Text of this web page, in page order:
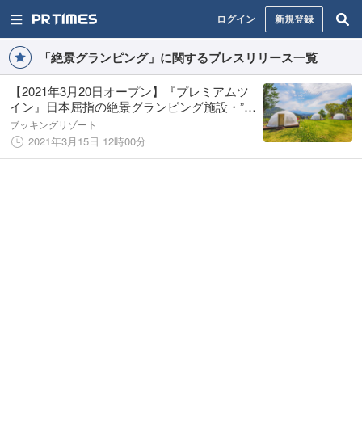
ログイン 新規登録
「絶景グランピング」に関するプレスリリース一覧
【2021年3月20日オープン】『プレミアムツ
イン』日本屈指の絶景グランピング施設・”杓
子山ゲートウェイキャンプ”の新客室
ブッキングリゾート
2021年3月15日 12時00分